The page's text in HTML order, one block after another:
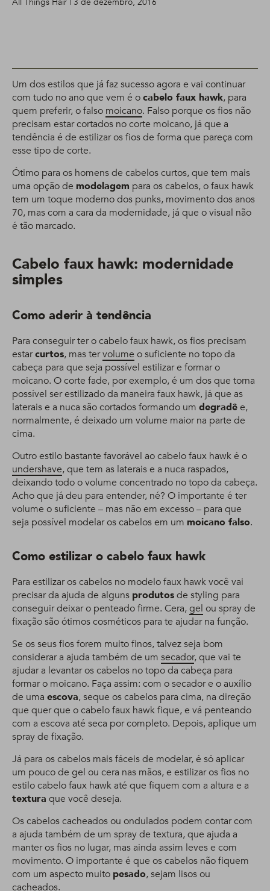
Um dos estilos que já faz sucesso agora e vai continuar
com tudo no ano que vem é ocabelo faux hawk, para
quem preferir, o falso moicano. Falso porque os fios não
precisam estar cortados no corte moicano, já que a
tendência é de estilizar os fios de forma que pareça com
esse tipo de corte.
Ótimo para os homens de cabelos curtos, que tem mais
uma opção de modelagem para os cabelos, o faux hawk
tem um toque moderno dos punks, movimento dos anos
70, mas com a cara da modernidade, já que o visual não
é tão marcado.
Cabelo faux hawk: modernidade
simples
Como aderir à tendência
Para conseguir ter o cabelo faux hawk, os fios precisam
estarcurtos, mas tervolume o suficiente no topo da
cabeça para que seja possível estilizar e formar o
moicano. O corte fade, por exemplo, é um dos que torna
possível ser estilizado da maneira faux hawk, já que as
laterais e a nuca são cortados formando um degradêe,
normalmente, é deixado um volume maior na parte de
cima.
Outro estilo bastante favorável ao cabelo faux hawk é o
undershave, que tem as laterais e a nuca raspados,
deixando todo o volume concentrado no topo da cabeça.
Acho que já deu para entender, né? O importante é ter
volume o suficiente – mas não em excesso – para que
seja possível modelar os cabelos em um moicano falso.
Como estilizar o cabelo faux hawk
Para estilizar os cabelos no modelo faux hawk você vai
precisar da ajuda de alguns produtosde styling para
conseguir deixar o penteado firme. Cera,gel ou spray de
fixação são ótimos cosméticos para te ajudar na função.
Se os seus fios forem muito finos, talvez seja bom
considerar a ajuda também de um secador, que vai te
ajudar a levantar os cabelos no topo da cabeça para
formar o moicano. Faça assim: com o secador e o auxílio
de uma escova, seque os cabelos para cima, na direção
que quer que o cabelo faux hawk fique, e vá penteando
com a escova até seca por completo. Depois, aplique um
spray de fixação.
Já para os cabelos mais fáceis de modelar, é só aplicar
um pouco de gel ou cera nas mãos, e estilizar os fios no
estilo cabelo faux hawk até que fiquem com a altura e a
textura que você deseja.
Os cabelos cacheados ou ondulados podem contar com
a ajuda também de um spray de textura, que ajuda a
manter os fios no lugar, mas ainda assim leves e com
movimento. O importante é que os cabelos não fiquem
com um aspecto muito pesado, sejam lisos ou
cacheados.